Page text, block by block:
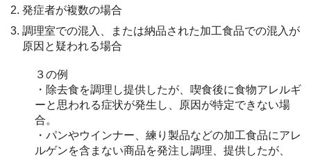
発症者が複数の場合
調理室での混入、または納品された加工食品での混入が
原因と疑われる場合
３の例
・除去食を調理し提供したが、喫食後に食物アレルギ
ーと思われる症状が発生し、原因が特定できない場
合。
・パンやウインナー、練り製品などの加工食品にアレ
ルゲンを含まない商品を発注し調理、提供したが、